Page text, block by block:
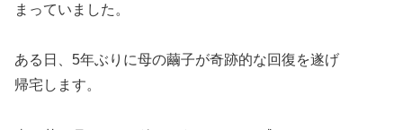
まっていました。
ある日、5年ぶりに母の繭子が奇跡的な回復を遂げ
帰宅します。